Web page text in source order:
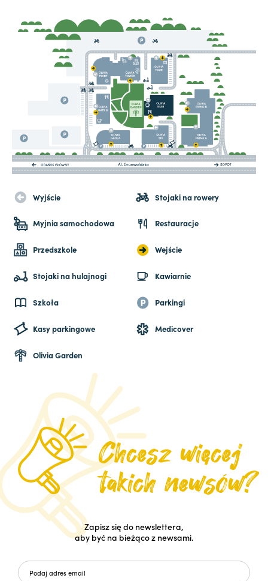
Wyjście Stojaki na rowery
Myjnia samochodowa Restauracje
Przedszkole Wejście
Stojaki na hulajnogi Kawiarnie
Szkoła Parkingi
Kasy parkingowe Medicover
Olivia Garden
Zapisz się do newslettera,
aby być na bieżąco z newsami.